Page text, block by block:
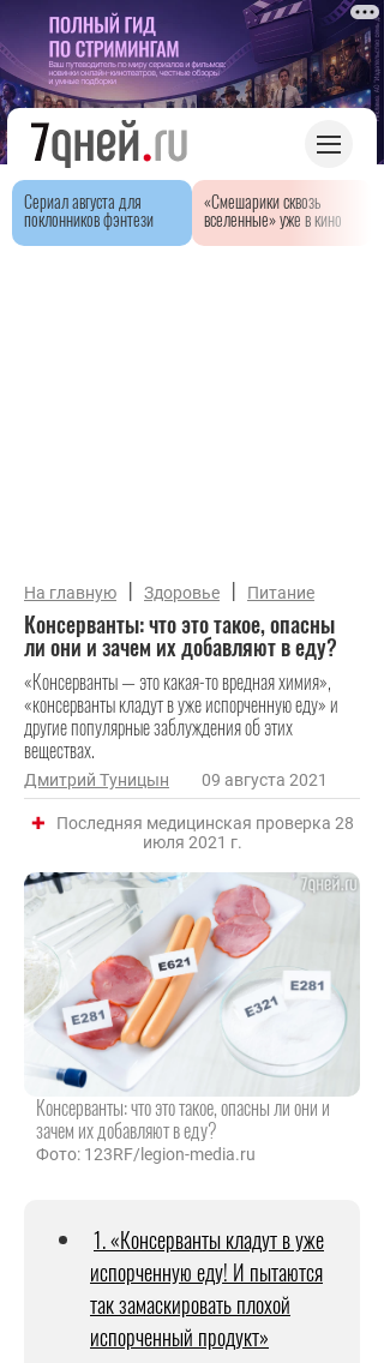
Сериал августа для
поклонников фэнтези
«Смешарики сквозь
вселенные» уже в кино
На главную | Здоровье | Питание
Консерванты: что это такое, опасны
ли они и зачем их добавляют в еду?
«Консерванты — это какая-то вредная химия»,
«консерванты кладут в уже испорченную еду» и
другие популярные заблуждения об этих
веществах.
Дмитрий Туницын 09 августа 2021
Последняя медицинская проверка 28
июля 2021 г.
Консерванты: что это такое, опасны ли они и
зачем их добавляют в еду?
Фото: 123RF/legion-media.ru
1. «Консерванты кладут в уже
испорченную еду! И пытаются
так замаскировать плохой
испорченный продукт»